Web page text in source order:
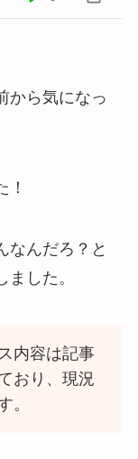
から気になっ
！
なんだろ？と
した。
内容は記事
おり、現況
。